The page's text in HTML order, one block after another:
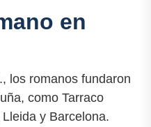
en
los romanos fundaron
como Tarraco
y Barcelona.